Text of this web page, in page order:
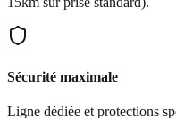
Sécurité maximale
Ligne dédiée et protections